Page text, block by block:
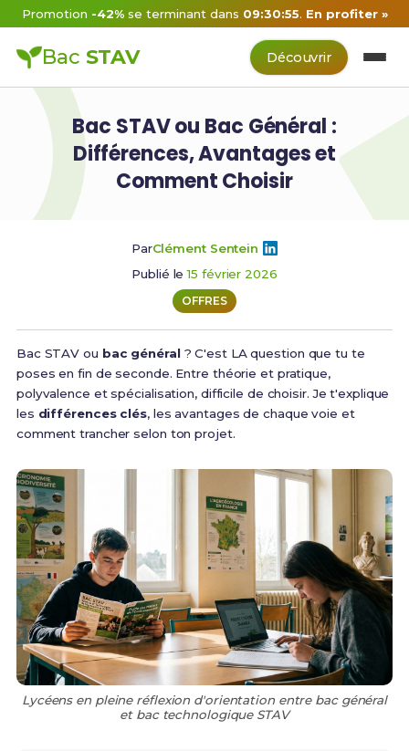
Promotion -42%se terminant dans 09:30:54. En profiter »
Bac STAV Découvrir
Bac STAV ou Bac Général :
Différences, Avantages et
Comment Choisir
ParClément Sentein
Publié le15 février 2026
OFFRES
Bac STAV ou bac général? C'est LA question que tu te
poses en fin de seconde. Entre théorie et pratique,
polyvalence et spécialisation, difficile de choisir. Je t'explique
les différences clés, les avantages de chaque voie et
comment trancher selon ton projet.
Lycéens en pleine réflexion d'orientation entre bac général
et bac technologique STAV